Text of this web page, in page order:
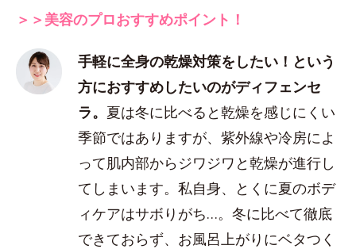
＞＞美容のプロおすすめポイント！
手軽に全身の乾燥対策をしたい！という
方におすすめしたいのがディフェンセ
ラ。 夏は冬に比べると乾燥を感じにくい
季節ではありますが、紫外線や冷房によ
って肌内部からジワジワと乾燥が進行し
てしまいます。私自身、とくに夏のボデ
ィケアはサボりがち…。冬に比べて徹底
できておらず、お風呂上がりにベタつく